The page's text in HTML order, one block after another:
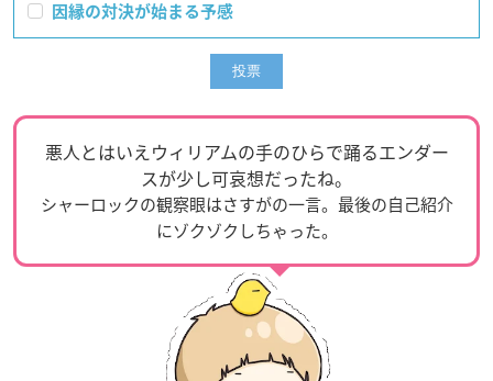
因縁の対決が始まる予感
悪人とはいえウィリアムの手のひらで踊るエンダー
スが少し可哀想だったね。
シャーロックの観察眼はさすがの一言。最後の自己紹介
にゾクゾクしちゃった。